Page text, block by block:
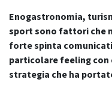
Enogastronomia,
sport sono fattori che
forte spinta
particolare feeling con
strategia che ha